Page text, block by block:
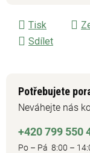
Tisk
Sdílet
Potřebujete
Neváhejte nás
+420 799 550
Po – Pá 8:00 –